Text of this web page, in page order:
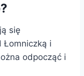
się
Łomniczką i
odpocząć i